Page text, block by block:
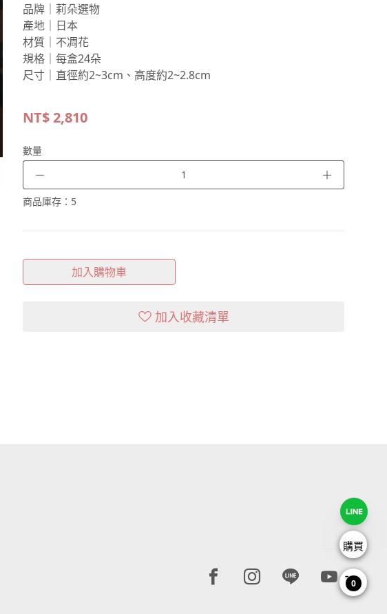
品牌｜莉朵選物
產地｜日本
材質｜不凋花
規格｜每盒24朵
尺寸｜直徑約2~3cm、高度約2~2.8cm
NT$2,810
數量
－ ＋
商品庫存： 5
加入購物車
加入收藏清單
Facebook page
Instagram page
Line pageYoutube
購買
0